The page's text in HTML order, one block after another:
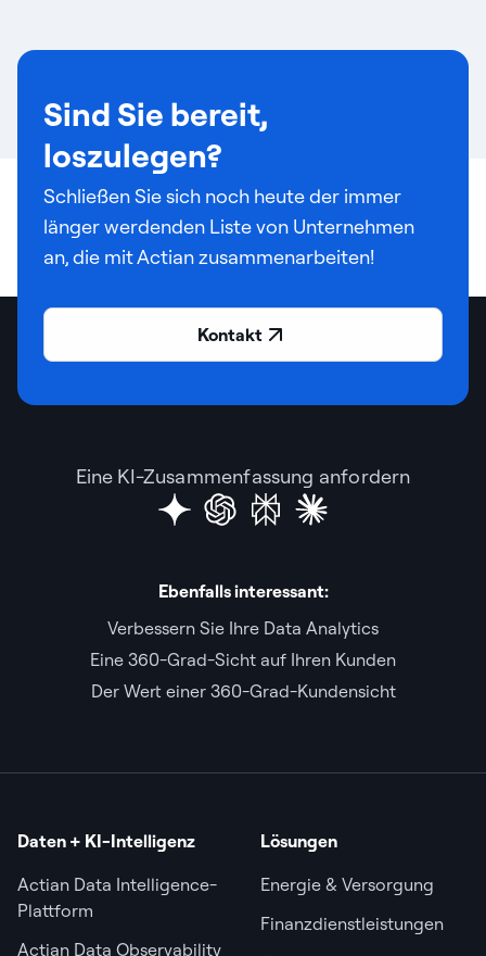
Sind Sie bereit,
loszulegen?
Schließen Sie sich noch heute der immer
länger werdenden Liste von Unternehmen
an, die mit Actian zusammenarbeiten!
Kontakt
Eine KI-Zusammenfassung anfordern
Ebenfalls interessant:
Verbessern Sie Ihre Data Analytics
Eine 360-Grad-Sicht auf Ihren Kunden
Der Wert einer 360-Grad-Kundensicht
Daten + KI-Intelligenz
Actian Data Intelligence-
Plattform
Actian Data Observability
Lösungen
Energie & Versorgung
Finanzdienstleistungen